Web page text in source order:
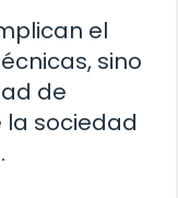
el
sino
de
sociedad